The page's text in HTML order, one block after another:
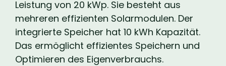
Leistung von 20 kWp. Sie besteht aus
mehreren effizienten Solarmodulen. Der
integrierte Speicher hat 10 kWh Kapazität.
Das ermöglicht effizientes Speichern und
Optimieren des Eigenverbrauchs.